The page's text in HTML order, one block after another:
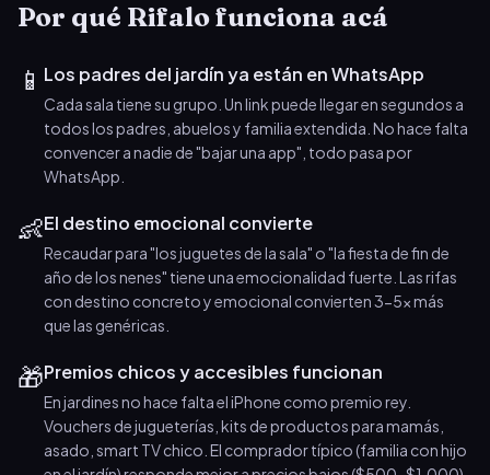
Por qué Rifalo funciona acá
📱 Los padres del jardín ya están en WhatsApp
Cada sala tiene su grupo. Un link puede llegar en segundos a
todos los padres, abuelos y familia extendida. No hace falta
convencer a nadie de "bajar una app", todo pasa por
WhatsApp.
👶El destino emocional convierte
Recaudar para "los juguetes de la sala" o "la fiesta de fin de
año de los nenes" tiene una emocionalidad fuerte. Las rifas
con destino concreto y emocional convierten 3-5x más
que las genéricas.
🎁Premios chicos y accesibles funcionan
En jardines no hace falta el iPhone como premio rey.
Vouchers de jugueterías, kits de productos para mamás,
asado, smart TV chico. El comprador típico (familia con hijo